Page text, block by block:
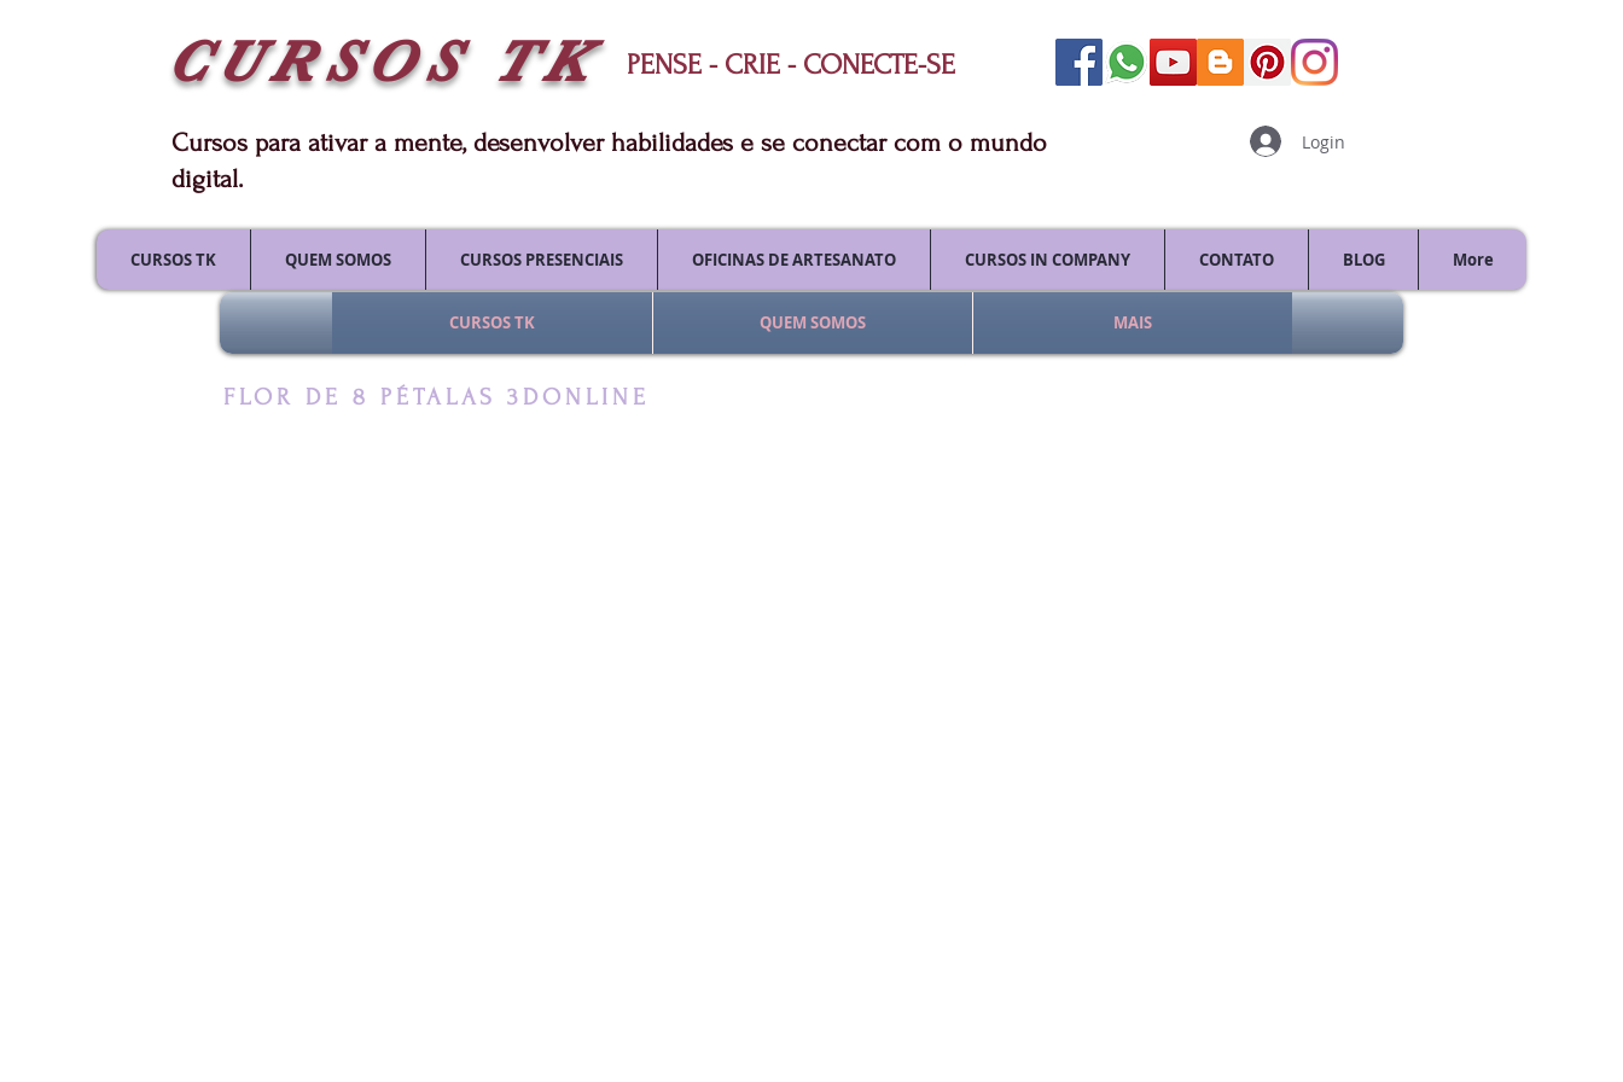
CURSOS TK PENSE - CRIE - CONECTE-SE
Cursos para ativar a mente, desenvolver habilidades e se conectar com o mundo
digital.
Login
CURSOS TK QUEM SOMOS CURSOS PRESENCIAIS OFICINAS DE ARTESANATO CURSOS IN COMPANY CONTATO BLOG More
CURSOS TK QUEM SOMOS MAIS
FLOR DE 8 PÉTALAS 3DONLINE